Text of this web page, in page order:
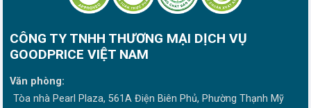
CÔNG TY TNHH THƯƠNG MẠI DỊCH VỤ
GOODPRICE VIỆT NAM
Văn phòng:
Tòa nhà Pearl Plaza, 561A Điện Biên Phủ, Phường Thạnh Mỹ